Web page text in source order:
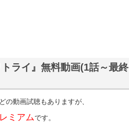
ライ』無料動画(1話～最
の動画試聴もありますが、
ミアムです。